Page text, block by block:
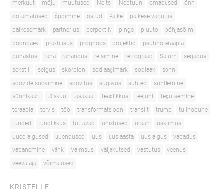
merkuut
mõju muutused Neitsi Neptuun omadused
õnn
ootamatused
õppimine ostud Päike
päikese varjutus
päikesemärk
partnerlus perpektiiv pinge pluuto
põhjasõlm
pööripäev
praktilisus prognoos projektid
psühhoteraapia
puhastus
raha rahandus reisimine retrograad Saturn
segadus
sekstiil
selgus skorpion sodiaagimärk sodiaak
sõnn
soovide soovimine
soovitus sügavus suhted
suhtlemine
sünnikaart
täiskuu tasakaal teadlikkus teejuht
tegutsemine
teraapia
tervis töö transformatsioon transiit trump
tulihobune
tunded
tundlikkus tuttavad unistused uraan
uskumus
uued algused
uuendused uus uus aasta uus algus
vabadus
vabanemine
vähk Vaimsus väljakutsed vastutus
veenus
veevalaja
võimalused
KRISTELLE